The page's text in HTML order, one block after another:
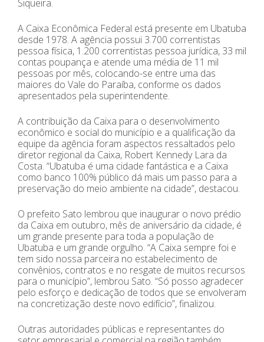
Siqueira.
A Caixa Econômica Federal está presente em Ubatuba
desde 1978. A agência possui 3.700 correntistas
pessoa física, 1.200 correntistas pessoa jurídica, 33 mil
contas poupança e atende uma média de 11 mil
pessoas por mês, colocando-se entre uma das
maiores do Vale do Paraíba, conforme os dados
apresentados pela superintendente.
A contribuição da Caixa para o desenvolvimento
econômico e social do município e a qualificação da
equipe da agência foram aspectos ressaltados pelo
diretor regional da Caixa, Robert Kennedy Lara da
Costa. “Ubatuba é uma cidade fantástica e a Caixa
como banco 100% público dá mais um passo para a
preservação do meio ambiente na cidade”, destacou.
O prefeito Sato lembrou que inaugurar o novo prédio
da Caixa em outubro, mês de aniversário da cidade, é
um grande presente para toda a população de
Ubatuba e um grande orgulho. “A Caixa sempre foi e
tem sido nossa parceira no estabelecimento de
convênios, contratos e no resgate de muitos recursos
para o município”, lembrou Sato. “Só posso agradecer
pelo esforço e dedicação de todos que se envolveram
na concretização deste novo edifício”, finalizou.
Outras autoridades públicas e representantes do